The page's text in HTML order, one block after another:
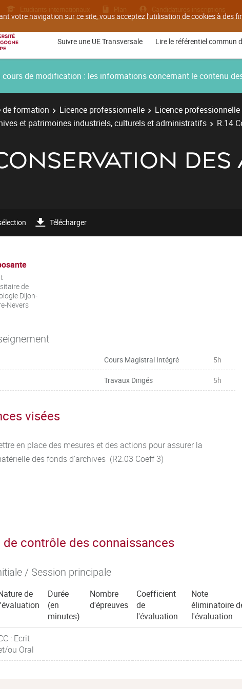
votre navigation sur ce site, vous acceptez l'utilisation de cookies à des
Etudiants internationaux Plan Candidatures inscriptions
Suivre une UE Transversale Lire le référentiel commun
cours de modification : les informations concernant le contenu
de formation Licence professionnelle
Licence
et patrimoines industriels, culturels et administratifs
R.14
DES
Télécharger
de
Dijon-
Nevers
Cours Magistral Intégré 5h
Travaux Dirigés 5h
visées
en place des mesures et des actions pour assurer la
des fonds d'archives (R2.03 Coeff 3)
contrôle des connaissances
/ Session principale
de
Durée
(en
minutes)
Nombre
d'épreuves
Coefficient
de
l'évaluation
Note
éliminatoire
l'évaluation
: Ecrit
ou Oral